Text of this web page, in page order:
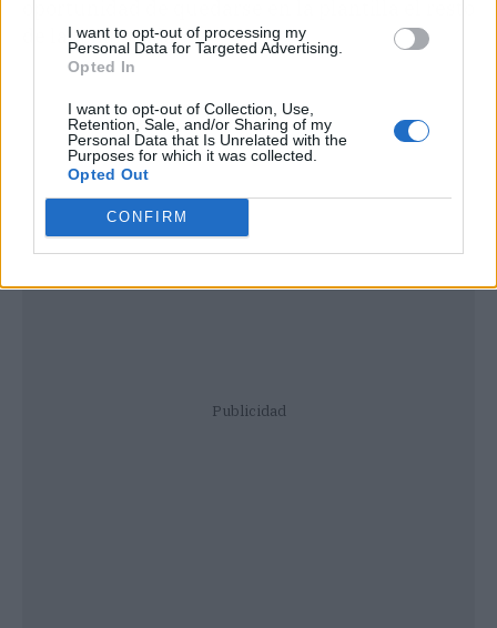
I want to opt-out of processing my
Personal Data for Targeted Advertising.
Opted In
I want to opt-out of Collection, Use,
Retention, Sale, and/or Sharing of my
Personal Data that Is Unrelated with the
Purposes for which it was collected.
Opted Out
CONFIRM
de la temporada.
Publicidad